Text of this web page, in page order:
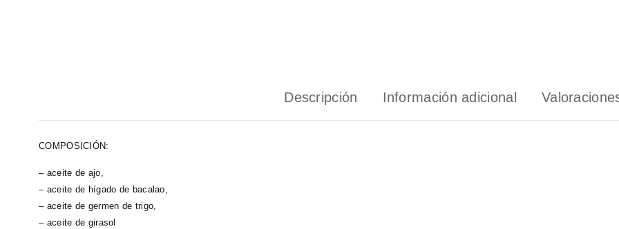
Descripción Información adicional
COMPOSICIÓN:
– aceite de ajo,
– aceite de hígado de bacalao,
– aceite de germen de trigo,
– aceite de girasol